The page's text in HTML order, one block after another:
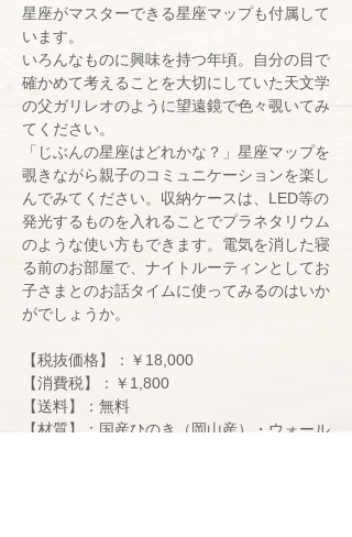
星座がマスターできる星座マップも付属して
います。
いろんなものに興味を持つ年頃。自分の目で
確かめて考えることを大切にしていた天文学
の父ガリレオのように望遠鏡で色々覗いてみ
てください。
「じぶんの星座はどれかな？」星座マップを
覗きながら親子のコミュニケーションを楽し
んでみてください。収納ケースは、LED等の
発光するものを入れることでプラネタリウム
のような使い方もできます。電気を消した寝
る前のお部屋で、ナイトルーティンとしてお
子さまとのお話タイムに使ってみるのはいか
がでしょうか。
【税抜価格】：￥18,000
【消費税】：￥1,800
【送料】：無料
【材質】：国産ひのき（岡山産）・ウォール